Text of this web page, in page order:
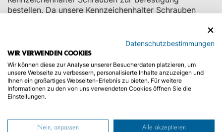
bestellen. Da unsere Kennzeichenhalter Schrauben
nur noch entscheiden, wie Sie den Kennzeichenhalter
platzieren möchten. Eventuell sind am PKW sogar
schon Löcher vorgebohrt, welche Sie mehrmals
verwenden können. Sollten noch keine Löcher gebohrt
sein, überlegen Sie sich genau, wo Sie die Löcher für
die Kennzeichenhalter Schrauben bohren wollen, da
Datenschutzbestimmungen
WIR VERWENDEN COOKIES
Wir können diese zur Analyse unserer Besucherdaten platzieren, um
unsere Webseite zu verbessern, personalisierte Inhalte anzuzeigen und
Ihnen ein großartiges Webseiten-Erlebnis zu bieten. Für weitere
Informationen zu den von uns verwendeten Cookies öffnen Sie die
Einstellungen.
Nein, anpassen Alle akzeptieren